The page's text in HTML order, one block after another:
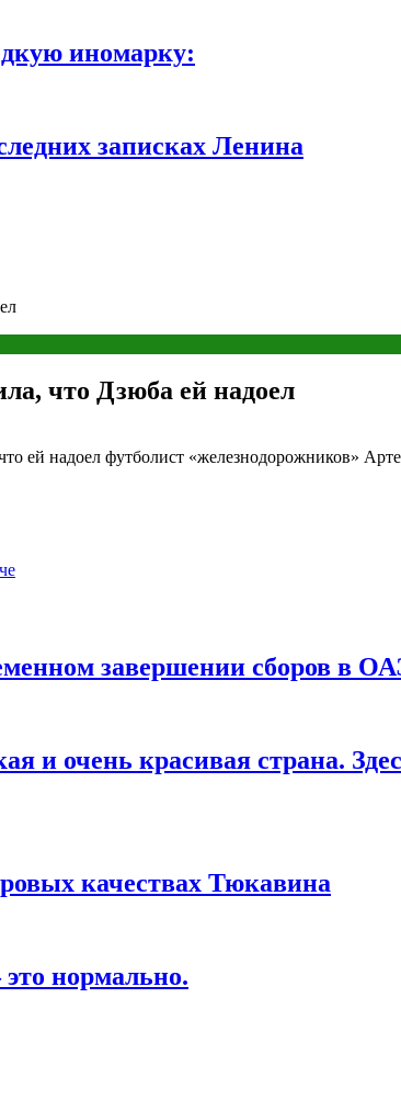
иномарку:
записках Ленина
что Дзюба ей надоел
ей надоел футболист «железнодорожников»
завершении сборов в
и очень красивая страна.
качествах Тюкавина
нормально.